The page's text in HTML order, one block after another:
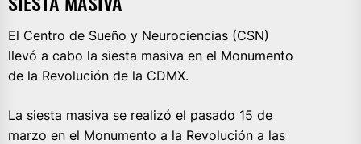
El Centro de Sueño y Neurociencias (CSN)
llevó a cabo la siesta masiva en el Monumento
de la Revolución de la CDMX.
La siesta masiva se realizó el pasado 15 de
marzo en el Monumento a la Revolución a las